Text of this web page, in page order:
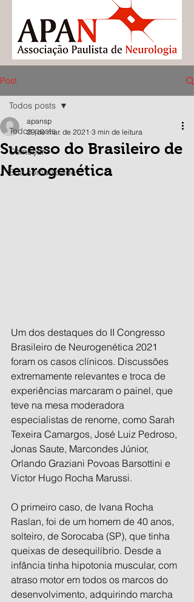
Post
Todos posts
Começar
Sua comunidade
Todos posts
Sucesso do Brasileiro de
Neurogenética
apansp
29 de mar. de 2021 3 min de leitura
Um dos destaques do II Congresso
Brasileiro de Neurogenética 2021
foram os casos clínicos. Discussões
extremamente relevantes e troca de
experiências marcaram o painel, que
teve na mesa moderadora
especialistas de renome, como Sarah
Texeira Camargos, José Luiz Pedroso,
Jonas Saute, Marcondes Júnior,
Orlando Graziani Povoas Barsottini e
Victor Hugo Rocha Marussi.
O primeiro caso, de Ivana Rocha
Raslan, foi de um homem de 40 anos,
solteiro, de Sorocaba (SP), que tinha
queixas de desequilíbrio. Desde a
infância tinha hipotonia muscular, com
atraso motor em todos os marcos do
desenvolvimento, adquirindo marcha